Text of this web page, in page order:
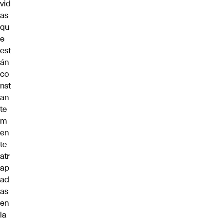
vid
as
qu
e
est
án
co
nst
an
te
m
en
te
atr
ap
ad
as
en
la